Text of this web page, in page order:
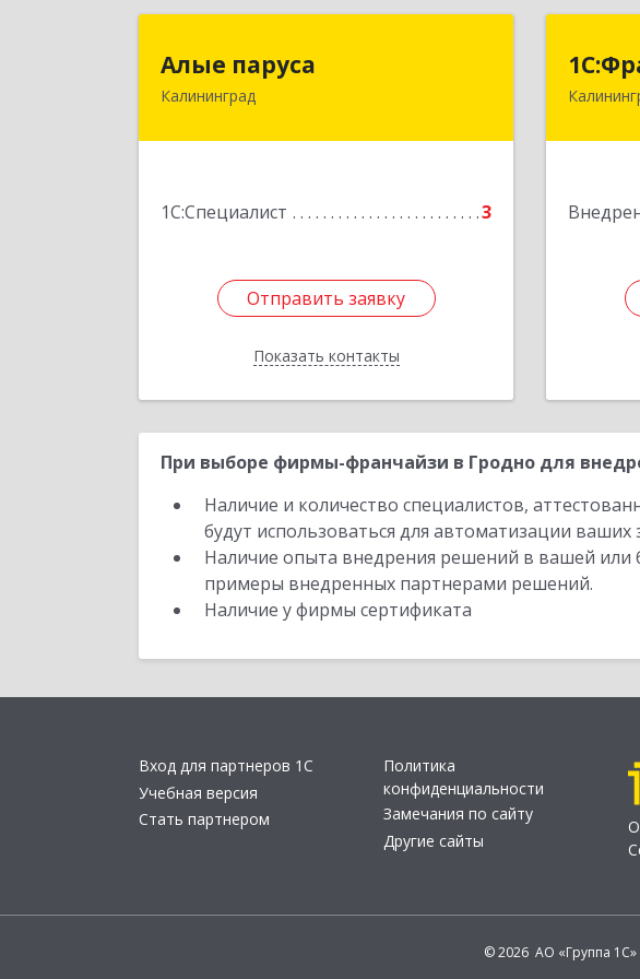
Алые паруса
Калининград
1С:Специалист 3
Отправить заявку
Показать контакты
236011, Калининградская обл,
Подробнее
Отправить заявку
Назад
При выборе фирмы-франчайзи в Гродно для
Наличие и количество специалистов,
будут использоваться для автоматизации ваших
Наличие опыта внедрения решений в вашей или
примеры внедренных партнерами решений.
Наличие у фирмы сертификата
Вход для партнеров 1С
Учебная версия
Стать партнером
Политика
конфиденциальности
Замечания по сайту
Другие сайты
© 2026 АО «Группа